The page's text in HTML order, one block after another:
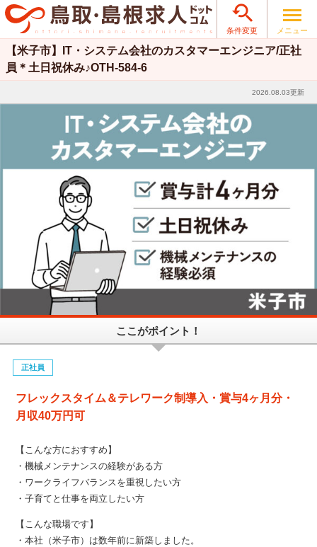

条件変更 メニュー
【米子市】IT・システム会社のカスタマーエンジニア/正社
員＊土日祝休み♪OTH-584-6
2026.08.03更新
ここがポイント！
正社員
フレックスタイム＆テレワーク制導入・賞与4ヶ月分・
月収40万円可
【こんな方におすすめ】
・機械メンテナンスの経験がある方
・ワークライフバランスを重視したい方
・子育てと仕事を両立したい方
【こんな職場です】
・本社（米子市）は数年前に新築しました。